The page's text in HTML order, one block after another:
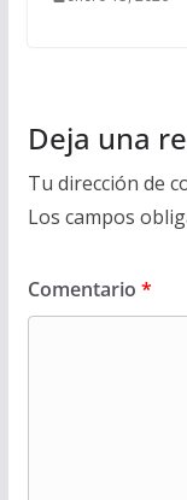
Deja una
Tu dirección de
Los campos
Comentario *